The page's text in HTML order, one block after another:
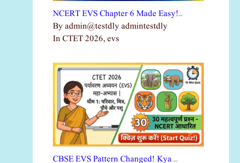
NCERT EVS Chapter 6 Made Easy!…
By admin@testdly admintestdly
In CTET 2026, evs
CBSE EVS Pattern Changed! Kya …